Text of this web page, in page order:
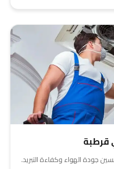
قرطبة
جودة الهواء وكفاءة التبريد.